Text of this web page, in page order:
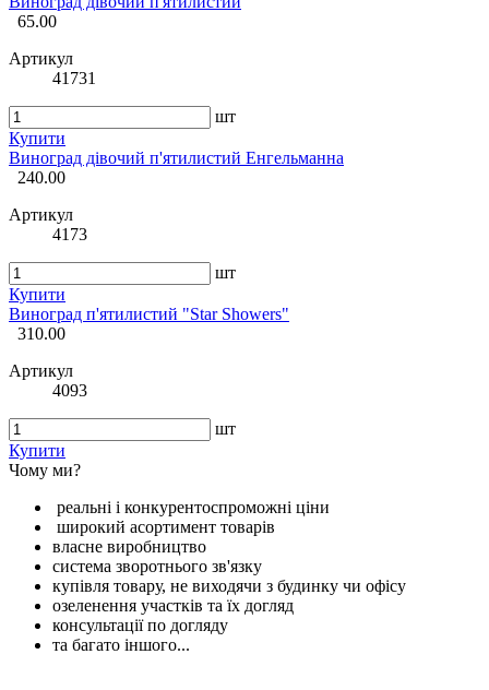
65.00
Артикул
41731
шт
Купити
Виноград дівочий п'ятилистий Енгельманна
240.00
Артикул
4173
шт
Купити
Виноград п'ятилистий "Star Showers"
310.00
Артикул
4093
шт
Купити
Чому ми?
реальні і конкурентоспроможні ціни
широкий асортимент товарів
власне виробництво
система зворотнього зв'язку
купівля товару, не виходячи з будинку чи офісу
озеленення участків та їх догляд
консультації по догляду
та багато іншого...